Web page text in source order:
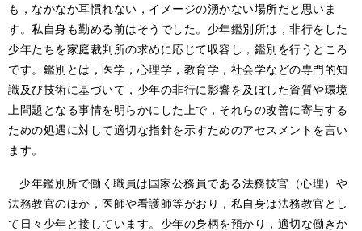
も，なかなか耳慣れない，イメージの湧かない場所だと思いま
す。私自身も勤める前はそうでした。少年鑑別所は，非行をした
少年たちを家庭裁判所の求めに応じて収容し，鑑別を行うところ
です。鑑別とは，医学，心理学，教育学，社会学などの専門的知
識及び技術に基づいて，少年の非行に影響を及ぼした資質や環境
上問題となる事情を明らかにした上で，それらの改善に寄与する
ための処遇に対して適切な指針を示すためのアセスメントを言い
ます。
少年鑑別所で働く職員は国家公務員である法務技官（心理）や
法務教官のほか，医師や看護師等がおり，私自身は法務教官とし
て日々少年と接しています。少年の身柄を預かり，適切な働きか